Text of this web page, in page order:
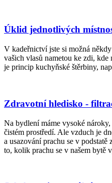
Úklid jednotlivých
V kadeřnictví jste si možná
vašich vlasů nametou ke zdi,
je princip kuchyňské štěrbiny,
Zdravotní hledisko -
Na bydlení máme vysoké
čistém prostředí. Ale vzduch je
a usazování prachu se v
to, kolik prachu se v našem bytě